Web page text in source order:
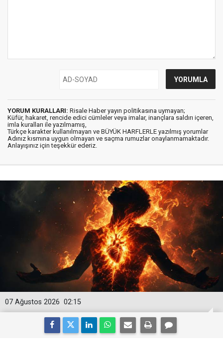
YORUM KURALLARI: Risale Haber yayın politikasına uymayan;
Küfür, hakaret, rencide edici cümleler veya imalar, inançlara saldırı içeren,
imla kuralları ile yazılmamış,
Türkçe karakter kullanılmayan ve BÜYÜK HARFLERLE yazılmış yorumlar
Adınız kısmına uygun olmayan ve saçma rumuzlar onaylanmamaktadır.
Anlayışınız için teşekkür ederiz.
02:15
07 Ağustos 2026